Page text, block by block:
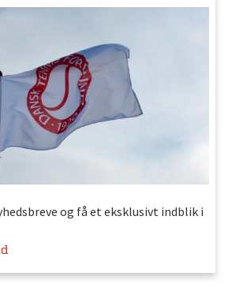
og få et eksklusivt indblik i